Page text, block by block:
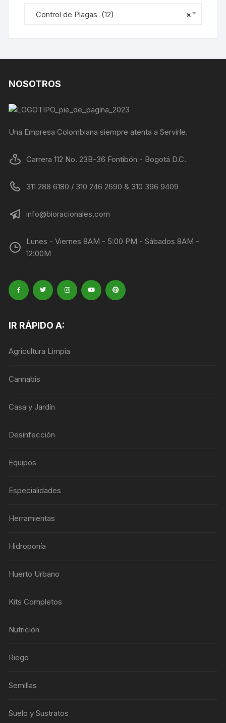
×
Control de Plagas (12)
NOSOTROS
Una Empresa Colombiana siempre atenta a Servirle.
Carrera 112 No. 23B-36 Fontibón - Bogotá D.C.
311 288 6180 / 310 246 2690 & 310 396 9409
info@bioracionales.com
Lunes - Viernes 8AM - 5:00 PM - Sábados 8AM -
12:00M
IR RÁPIDO A:
Agricultura Limpia
Cannabis
Casa y Jardín
Desinfección
Equipos
Especialidades
Herramientas
Hidroponía
Huerto Urbano
Kits Completos
Nutrición
Riego
Semillas
Suelo y Sustratos